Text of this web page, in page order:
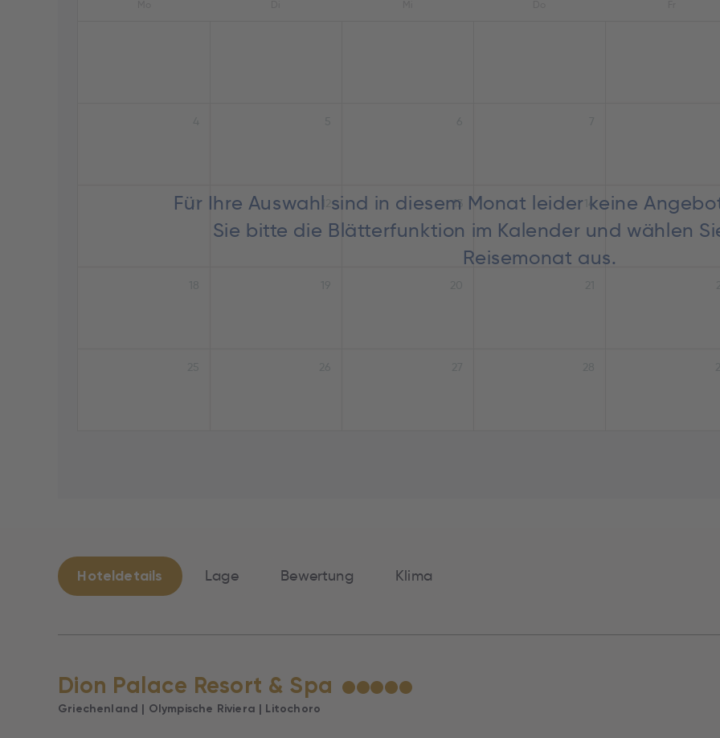
Für Ihre Auswahl sind in diesem Monat leider keine
Sie bitte die Blätterfunktion im Kalender und wählen
Reisemonat aus.
11 13 14
Hoteldetails Lage Bewertung Klima
Dion Palace Resort & Spa ★★★★★
Griechenland | Olympische Riviera | Litochoro